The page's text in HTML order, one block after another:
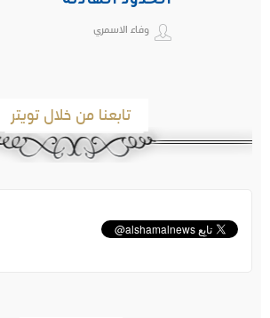
وفاء الاسمري
تابعنا من خلال تويتر